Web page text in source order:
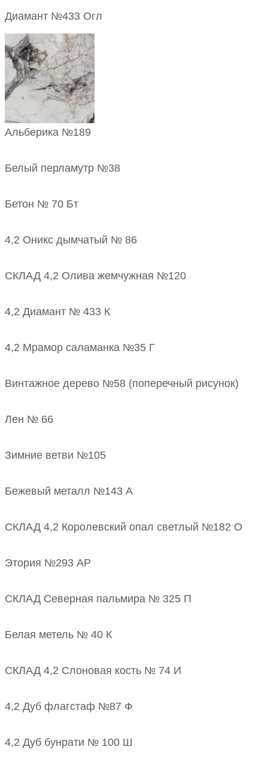
Диамант №433 Огл
Альберика №189
Белый перламутр №38
Бетон № 70 Бт
4,2 Оникс дымчатый № 86
СКЛАД 4,2 Олива жемчужная №120
4,2 Диамант № 433 К
4,2 Мрамор саламанка №35 Г
Винтажное дерево №58 (поперечный рисунок)
Лен № 66
Зимние ветви №105
Бежевый металл №143 А
СКЛАД 4,2 Королевский опал светлый №182 О
Этория №293 АР
СКЛАД Северная пальмира № 325 П
Белая метель № 40 К
СКЛАД 4,2 Слоновая кость № 74 И
4,2 Дуб флагстаф №87 Ф
4,2 Дуб бунрати № 100 Ш